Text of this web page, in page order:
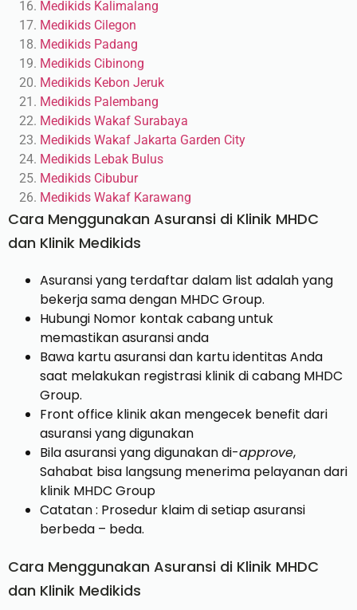
Medikids Kalimalang
Medikids Cilegon
Medikids Padang
Medikids Cibinong
Medikids Kebon Jeruk
Medikids Palembang
Medikids Wakaf Surabaya
Medikids Wakaf Jakarta Garden City
Medikids Lebak Bulus
Medikids Cibubur
Medikids Wakaf Karawang
Cara Menggunakan Asuransi di Klinik MHDC
dan Klinik Medikids
Asuransi yang terdaftar dalam list adalah yang
bekerja sama dengan MHDC Group.
Hubungi Nomor kontak cabang untuk
memastikan asuransi anda
Bawa kartu asuransi dan kartu identitas Anda
saat melakukan registrasi klinik di cabang MHDC
Group.
Front office klinik akan mengecek benefit dari
asuransi yang digunakan
Bila asuransi yang digunakan di-approve,
Sahabat bisa langsung menerima pelayanan dari
klinik MHDC Group
Catatan : Prosedur klaim di setiap asuransi
berbeda – beda.
Cara Menggunakan Asuransi di Klinik MHDC
dan Klinik Medikids